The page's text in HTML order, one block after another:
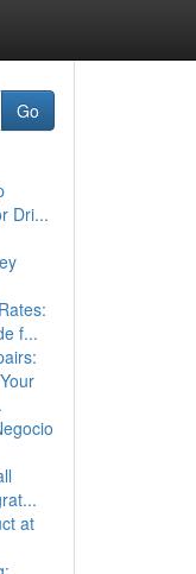
Go
Dri...
f...
at